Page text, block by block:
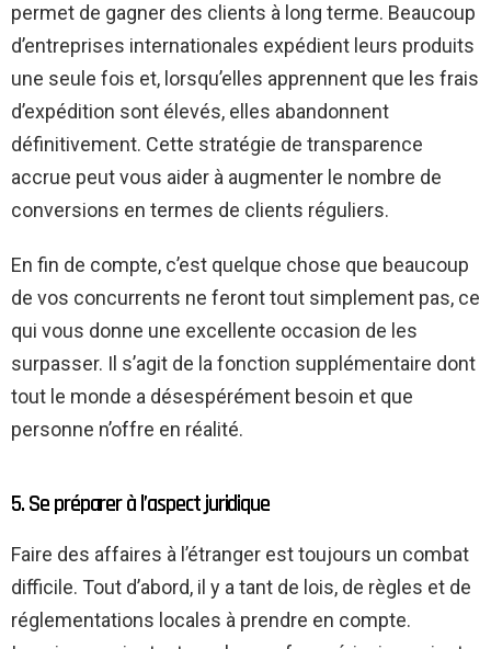
permet de gagner des clients à long terme. Beaucoup
d’entreprises internationales expédient leurs produits
une seule fois et, lorsqu’elles apprennent que les frais
d’expédition sont élevés, elles abandonnent
définitivement. Cette stratégie de transparence
accrue peut vous aider à augmenter le nombre de
conversions en termes de clients réguliers.
En fin de compte, c’est quelque chose que beaucoup
de vos concurrents ne feront tout simplement pas, ce
qui vous donne une excellente occasion de les
surpasser. Il s’agit de la fonction supplémentaire dont
tout le monde a désespérément besoin et que
personne n’offre en réalité.
5. Se préparer à l’aspect juridique
Faire des affaires à l’étranger est toujours un combat
difficile. Tout d’abord, il y a tant de lois, de règles et de
réglementations locales à prendre en compte.